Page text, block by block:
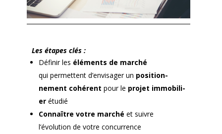
Les étapes clés :
Définir les élé­ments de marché
qui per­me­t­tent d’envisager un posi­tion­
nement cohérent pour le pro­jet immo­bili­
erétudié
Con­naître votre marché et suiv­re
l’évolution de votre con­cur­rence